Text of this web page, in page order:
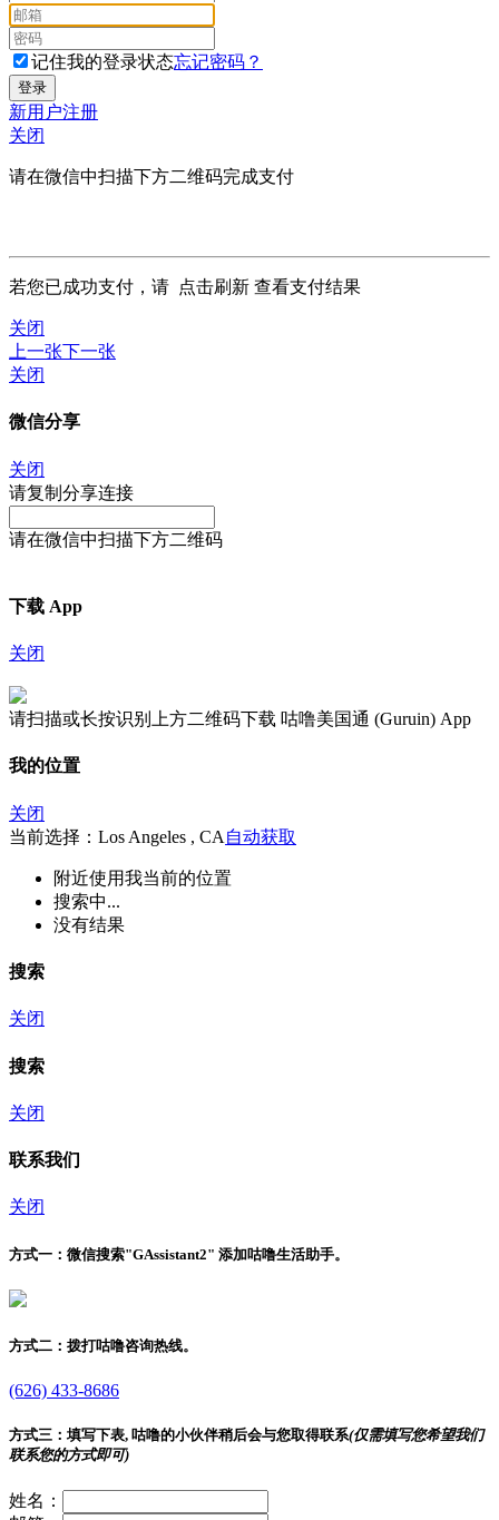
记住我的登录状态忘记密码？
新用户注册
关闭
请在微信中扫描下方二维码完成支付
若您已成功支付，请 点击刷新 查看支付结果
关闭
上一张下一张
关闭
微信分享
关闭
请复制分享连接
请在微信中扫描下方二维码
下载 App
关闭
请扫描或长按识别上方二维码下载 咕噜美国通 (Guruin) App
我的位置
关闭
当前选择：Los Angeles , CA 自动获取
附近使用我当前的位置
搜索中...
没有结果
搜索
关闭
搜索
关闭
联系我们
关闭
方式一： 微信搜索"GAssistant2" 添加咕噜生活助手。
方式二： 拨打咕噜咨询热线。
(626) 433-8686
方式三： 填写下表, 咕噜的小伙伴稍后会与您取得联系(仅需填写您希望我们
联系您的方式即可)
姓名：